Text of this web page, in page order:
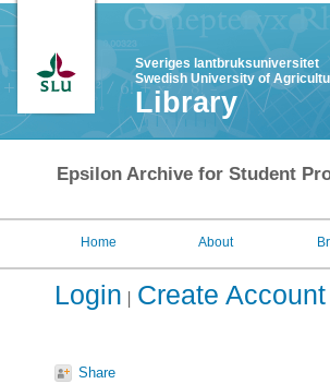
Sveriges lantbruksuniversitet
Swedish University of
Library
Epsilon Archive for Student
Home About
Login Create Account
Share